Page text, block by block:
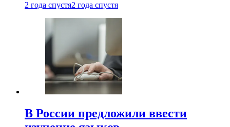
2 года спустя2 года спустя
В России предложили ввести